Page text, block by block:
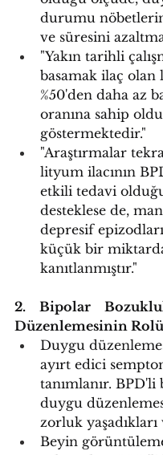
durumu
ve süresini
"Yakın tarihli
basamak ilaç
%50'den daha az
oranına sahip
göstermektedir."
"Araştırmalar
lityum ilacının
etkili tedavi
desteklese de,
depresif
küçük bir
kanıtlanmıştır."
2. Bipolar
Düzenlemesinin
Duygu
ayırt edici
tanımlanır.
duygu
zorluk yaşadıkları
Beyin